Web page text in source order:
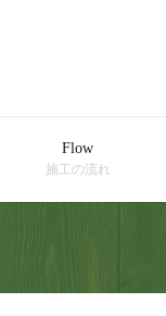
Flow
施工の流れ